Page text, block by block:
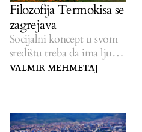
Filozofija Termokisa se
zagrejava
Socijalni koncept u svom
središtu treba da ima ljude,
a ne profit.
VALMIR MEHMETAJ